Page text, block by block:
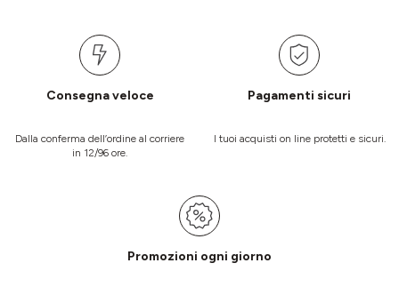
Consegna veloce
Dalla conferma dell’ordine al corriere
in 12/96 ore.
Pagamenti sicuri
I tuoi acquisti on line protetti e sicuri.
Promozioni ogni giorno